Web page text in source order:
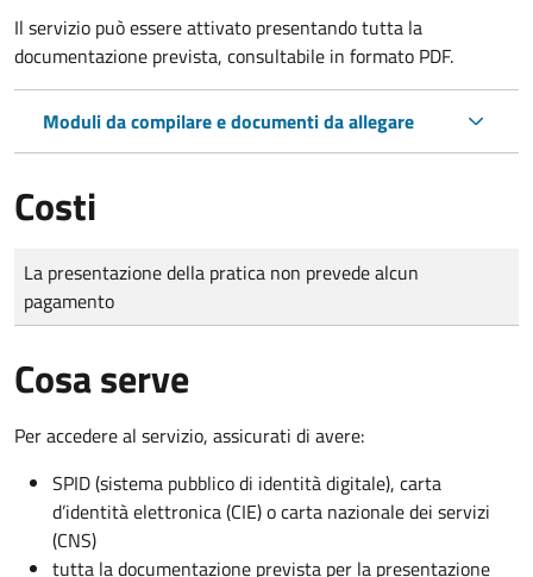
Il servizio può essere attivato presentando tutta la
documentazione prevista, consultabile in formato PDF.
Moduli da compilare e documenti da allegare
Costi
Tipo di pagamento
Importo
La presentazione della pratica non prevede alcun
pagamento
Cosa serve
Per accedere al servizio, assicurati di avere:
SPID (sistema pubblico di identità digitale), carta
d’identità elettronica (CIE) o carta nazionale dei servizi
(CNS)
tutta la documentazione prevista per la presentazione